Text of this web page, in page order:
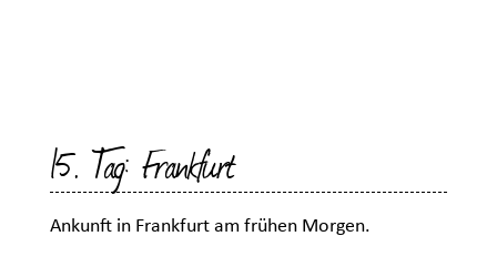
15. Tag: Frankfurt
Ankunft in Frankfurt am frühen Morgen.